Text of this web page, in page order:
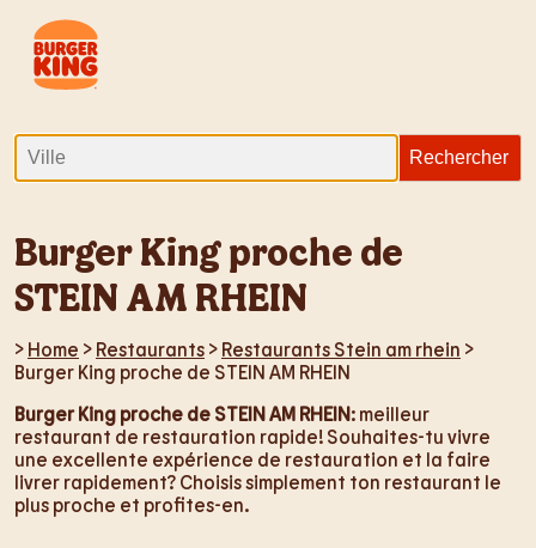
Burger King proche de
STEIN AM RHEIN
> Home > Restaurants > Restaurants Stein am rhein >
Burger King proche de STEIN AM RHEIN
Burger King proche de STEIN AM RHEIN: meilleur
restaurant de restauration rapide! Souhaites-tu vivre
une excellente expérience de restauration et la faire
livrer rapidement? Choisis simplement ton restaurant le
plus proche et profites-en.